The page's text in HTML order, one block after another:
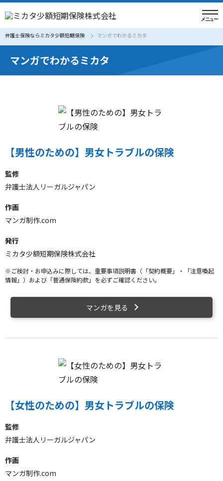
弁護士保険ならミカタ少額短期保険 マンガでわかるミカタ
マンガでわかるミカタ
【男性のための】男女トラブルの保険
監修
弁護士法人リーガルジャパン
作画
マンガ制作.com
発行
ミカタ少額短期保険株式会社
※ご検討・お申込みに際しては、重要事項説明書（「契約概要」・「注意喚起
情報」）および「普通保険約款」を必ずご確認ください。
マンガを見る
【女性のための】男女トラブルの保険
監修
弁護士法人リーガルジャパン
作画
マンガ制作.com